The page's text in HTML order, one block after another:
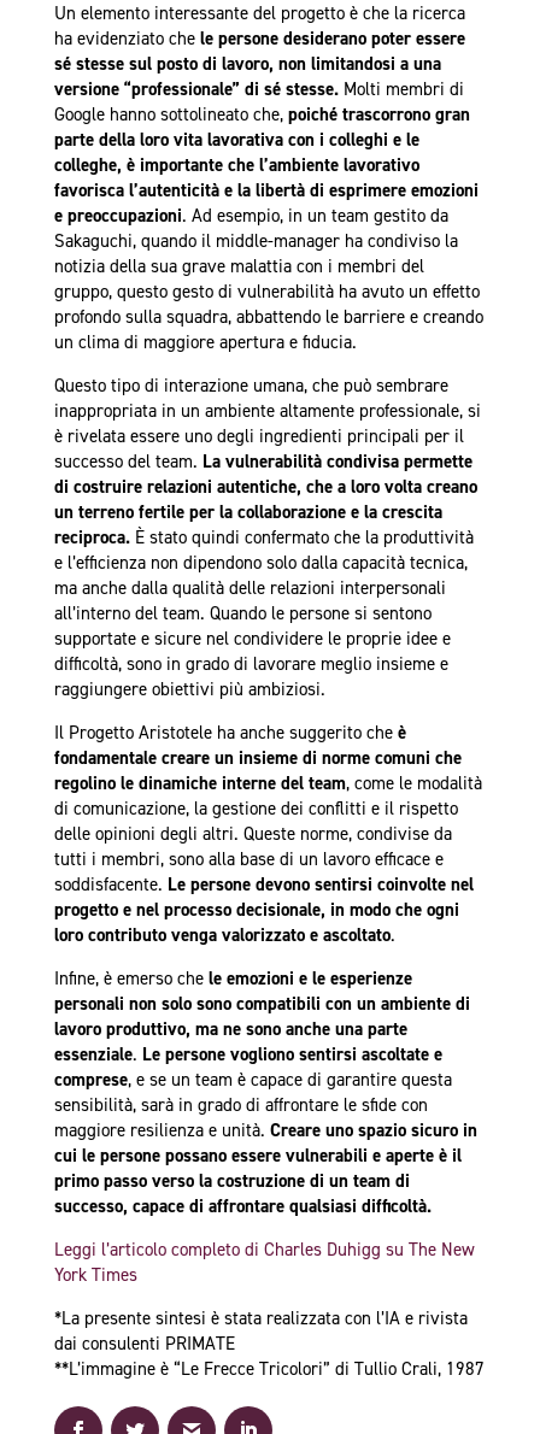
Un elemento interessante del progetto è che la ricerca
ha evidenziato che le persone desiderano poter essere
sé stesse sul posto di lavoro, non limitandosi a una
versione “professionale” di sé stesse.Molti membri di
Google hanno sottolineato che, poiché trascorrono gran
parte della loro vita lavorativa con i colleghi e le
colleghe, è importante che l’ambiente lavorativo
favorisca l’autenticità e la libertà di esprimere emozioni
e preoccupazioni. Ad esempio, in un team gestito da
Sakaguchi, quando il middle-manager ha condiviso la
notizia della sua grave malattia con i membri del
gruppo, questo gesto di vulnerabilità ha avuto un effetto
profondo sulla squadra, abbattendo le barriere e creando
un clima di maggiore apertura e fiducia.
Questo tipo di interazione umana, che può sembrare
inappropriata in un ambiente altamente professionale, si
è rivelata essere uno degli ingredienti principali per il
successo del team. La vulnerabilità condivisa permette
di costruire relazioni autentiche, che a loro volta creano
un terreno fertile per la collaborazione e la crescita
reciproca.È stato quindi confermato che la produttività
e l’efficienza non dipendono solo dalla capacità tecnica,
ma anche dalla qualità delle relazioni interpersonali
all’interno del team. Quando le persone si sentono
supportate e sicure nel condividere le proprie idee e
difficoltà, sono in grado di lavorare meglio insieme e
raggiungere obiettivi più ambiziosi.
Il Progetto Aristotele ha anche suggerito che è
fondamentale creare un insieme di norme comuni che
regolino le dinamiche interne del team, come le modalità
di comunicazione, la gestione dei conflitti e il rispetto
delle opinioni degli altri. Queste norme, condivise da
tutti i membri, sono alla base di un lavoro efficace e
soddisfacente. Le persone devono sentirsi coinvolte nel
progetto e nel processo decisionale, in modo che ogni
loro contributo venga valorizzato e ascoltato.
Infine, è emerso che le emozioni e le esperienze
personali non solo sono compatibili con un ambiente di
lavoro produttivo, ma ne sono anche una parte
essenziale. Le persone vogliono sentirsi ascoltate e
comprese, e se un team è capace di garantire questa
sensibilità, sarà in grado di affrontare le sfide con
maggiore resilienza e unità. Creare uno spazio sicuro in
cui le persone possano essere vulnerabili e aperte è il
primo passo verso la costruzione di un team di
successo, capace di affrontare qualsiasi difficoltà.
Leggi l’articolo completo di Charles Duhigg su The New
York Times
*La presente sintesi è stata realizzata con l’IA e rivista
dai consulenti PRIMATE
**L’immagine è “Le Frecce Tricolori” di Tullio Crali, 1987